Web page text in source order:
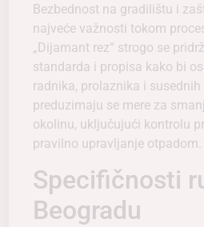
Bezbednost na gradilištu i
najveće važnosti tokom
„Dijamant rez“ strogo se
standarda i propisa kako bi
radnika, prolaznika i
preduzimaju se mere za
okolinu, uključujući kontrolu
pravilno upravljanje otpadom.
Specifičnosti
Beogradu